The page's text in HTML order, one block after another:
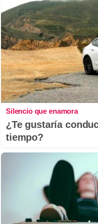
Silencio que enamora
¿Te gustaría
tiempo?